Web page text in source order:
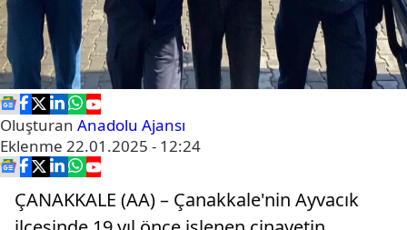
Oluşturan Anadolu Ajansı
Eklenme 22.01.2025 - 12:24
ÇANAKKALE (AA) – Çanakkale'nin Ayvacık